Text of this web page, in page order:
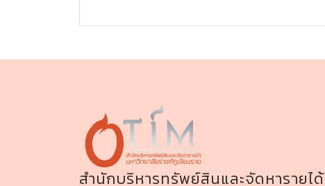
สำนักบริหารทรัพย์สินและจัดหารายได้